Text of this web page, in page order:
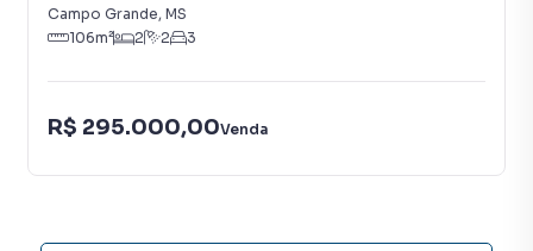
Campo Grande, MS
106m² 2 2 3
R$ 295.000,00Venda